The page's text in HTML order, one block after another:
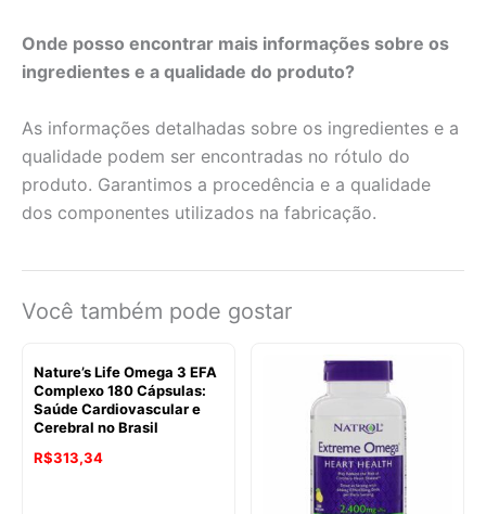
Onde posso encontrar mais informações sobre os
ingredientes e a qualidade do produto?
As informações detalhadas sobre os ingredientes e a
qualidade podem ser encontradas no rótulo do
produto. Garantimos a procedência e a qualidade
dos componentes utilizados na fabricação.
Você também pode gostar
Nature’s Life Omega 3 EFA
Complexo 180 Cápsulas:
Saúde Cardiovascular e
Cerebral no Brasil
R$313,34